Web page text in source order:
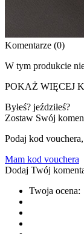
Komentarze (0)
W tym produkcie
POKAŻ WIĘCEJ
Byłeś? jeździłeś?
Zostaw Swój
Podaj kod
Mam kod vouchera
Dodaj Twój
Twoja ocena: